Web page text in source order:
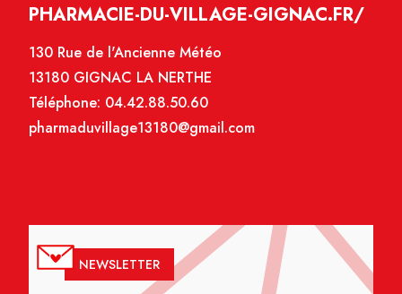
PHARMACIE-DU-VILLAGE-GIGNAC.FR/
130 Rue de l'Ancienne Météo
13180 GIGNAC LA NERTHE
Téléphone: 04.42.88.50.60
pharmaduvillage13180@gmail.com
NEWSLETTER